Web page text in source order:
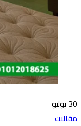
30 يوليو
مقالات